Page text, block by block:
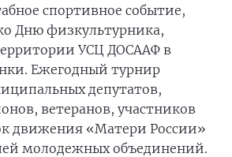
спортивное событие,
Дню физкультурника,
УСЦ ДОСААФ в
Ежегодный турнир
депутатов,
ветеранов, участников
движения «Матери России»
молодежных объединений.